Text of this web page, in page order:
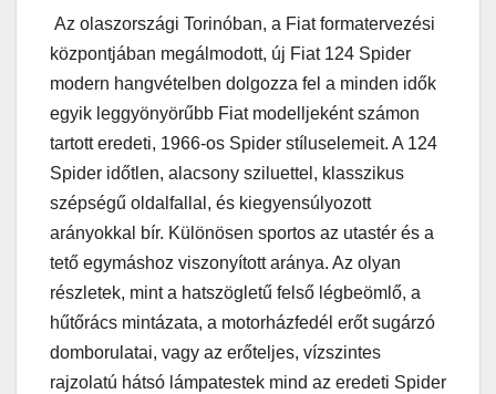
Az olaszországi Torinóban, a Fiat formatervezési
központjában megálmodott, új Fiat 124 Spider
modern hangvételben dolgozza fel a minden idők
egyik leggyönyörűbb Fiat modelljeként számon
tartott eredeti, 1966-os Spider stíluselemeit. A 124
Spider időtlen, alacsony sziluettel, klasszikus
szépségű oldalfallal, és kiegyensúlyozott
arányokkal bír. Különösen sportos az utastér és a
tető egymáshoz viszonyított aránya. Az olyan
részletek, mint a hatszögletű felső légbeömlő, a
hűtőrács mintázata, a motorházfedél erőt sugárzó
domborulatai, vagy az erőteljes, vízszintes
rajzolatú hátsó lámpatestek mind az eredeti Spider